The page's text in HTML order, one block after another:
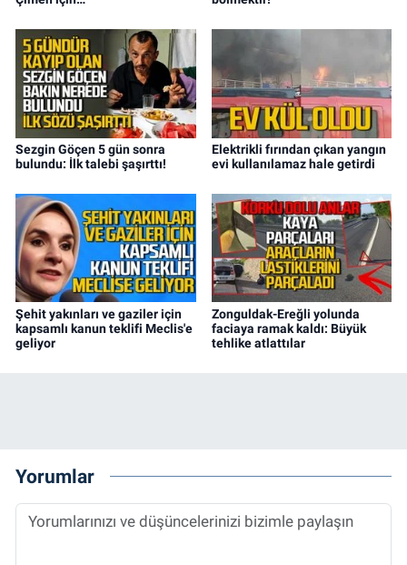
Sezgin Göçen 5 gün sonra
bulundu: İlk talebi şaşırttı!
Elektrikli fırından çıkan yangın
evi kullanılamaz hale getirdi
Şehit yakınları ve gaziler için
kapsamlı kanun teklifi Meclis'e
geliyor
Zonguldak-Ereğli yolunda
faciaya ramak kaldı: Büyük
tehlike atlattılar
Yorumlar